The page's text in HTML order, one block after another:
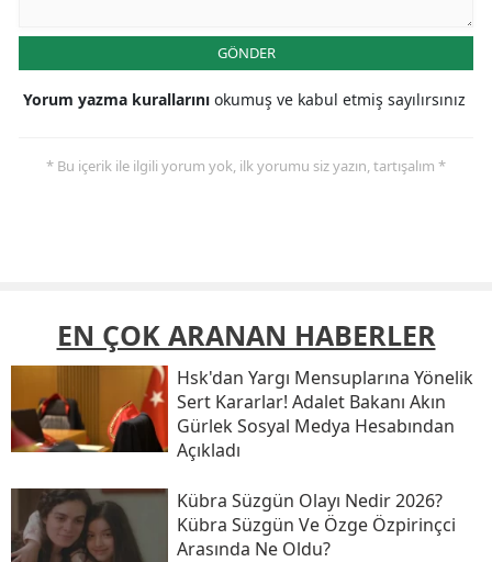
GÖNDER
Yorum yazma kurallarını okumuş ve kabul etmiş sayılırsınız
* Bu içerik ile ilgili yorum yok, ilk yorumu siz yazın, tartışalım *
EN ÇOK ARANAN HABERLER
Hsk'dan Yargı Mensuplarına Yönelik
Sert Kararlar! Adalet Bakanı Akın
Gürlek Sosyal Medya Hesabından
Açıkladı
Kübra Süzgün Olayı Nedir 2026?
Kübra Süzgün Ve Özge Özpirinçci
Arasında Ne Oldu?